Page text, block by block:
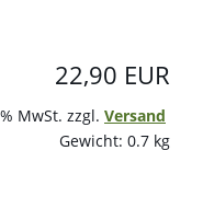
22,90 EUR
MwSt. zzgl. Versand
Gewicht: 0.7 kg